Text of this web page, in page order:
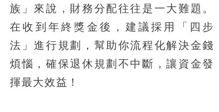
族」來說，財務分配往往是一大難題。
在收到年終獎金後，建議採用「四步
法」進行規劃，幫助你流程化解決金錢
煩惱，確保退休規劃不中斷，讓資金發
揮最大效益！